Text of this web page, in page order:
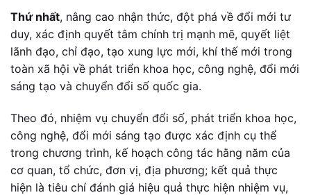
Thứ nhất, nâng cao nhận thức, đột phá về đổi mới tư
duy, xác định quyết tâm chính trị mạnh mẽ, quyết liệt
lãnh đạo, chỉ đạo, tạo xung lực mới, khí thế mới trong
toàn xã hội về phát triển khoa học, công nghệ, đổi mới
sáng tạo và chuyển đổi số quốc gia.
Theo đó, nhiệm vụ chuyển đổi số, phát triển khoa học,
công nghệ, đổi mới sáng tạo được xác định cụ thể
trong chương trình, kế hoạch công tác hằng năm của
cơ quan, tổ chức, đơn vị, địa phương; kết quả thực
hiện là tiêu chí đánh giá hiệu quả thực hiện nhiệm vụ,